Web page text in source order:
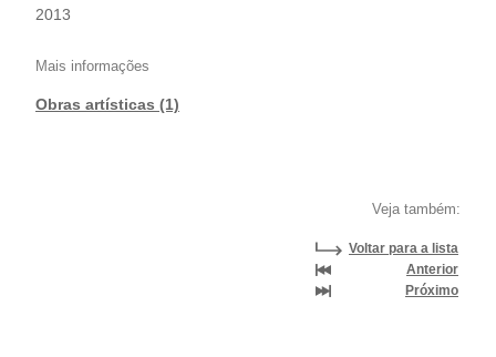
2013
Mais informações
Obras artísticas (1)
Veja também:
Voltar para a lista
Anterior
Próximo